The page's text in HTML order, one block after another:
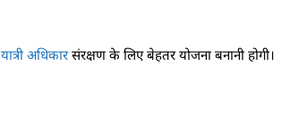
यात्री अधिकारसंरक्षण के लिए बेहतर योजना बनानी होगी।